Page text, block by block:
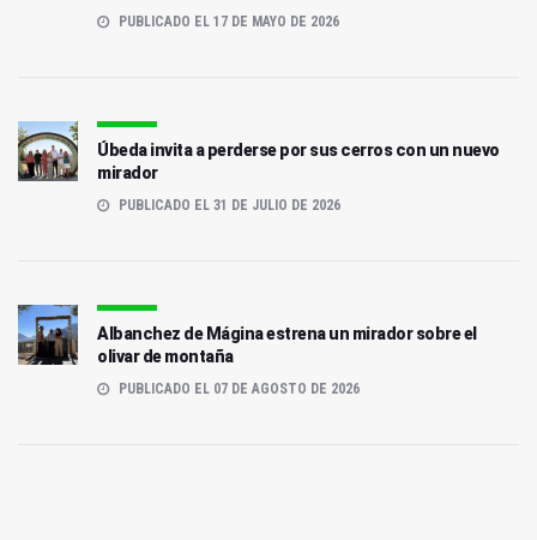
PUBLICADO EL 17 DE MAYO DE 2026
Úbeda invita a perderse por sus cerros con un nuevo
mirador
PUBLICADO EL 31 DE JULIO DE 2026
Albanchez de Mágina estrena un mirador sobre el
olivar de montaña
PUBLICADO EL 07 DE AGOSTO DE 2026